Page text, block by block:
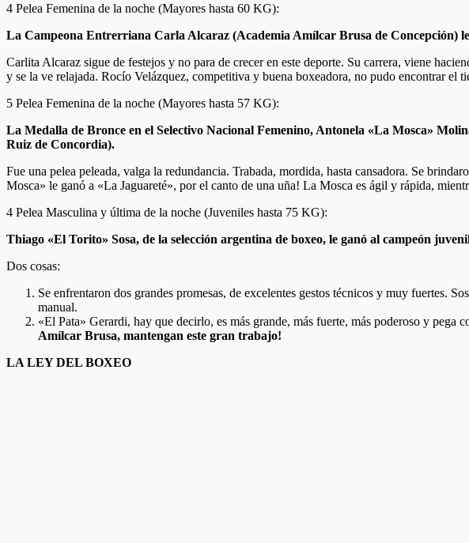
4 Pelea Femenina de la noche (Mayores hasta 60 KG):
La Campeona Entrerriana Carla Alcaraz (Academia Amílcar Brusa de Concepción)
Carlita Alcaraz sigue de festejos y no para de crecer en este deporte. Su carrera, viene
y se la ve relajada. Rocío Velázquez, competitiva y buena boxeadora, no pudo encontrar el
5 Pelea Femenina de la noche (Mayores hasta 57 KG):
La Medalla de Bronce en el Selectivo Nacional Femenino, Antonela «La Mosca»
Ruiz de Concordia).
Fue una pelea peleada, valga la redundancia. Trabada, mordida, hasta cansadora. Se
Mosca» le ganó a «La Jaguareté», por el canto de una uña! La Mosca es ágil y rápida,
4 Pelea Masculina y última de la noche (Juveniles hasta 75 KG):
Thiago «El Torito» Sosa, de la selección argentina de boxeo, le ganó al campeón
Dos cosas:
Se enfrentaron dos grandes promesas, de excelentes gestos técnicos y muy fuertes.
manual.
«El Pata» Gerardi, hay que decirlo, es más grande, más fuerte, más poderoso y
Amílcar Brusa, mantengan este gran trabajo!
LA LEY DEL BOXEO